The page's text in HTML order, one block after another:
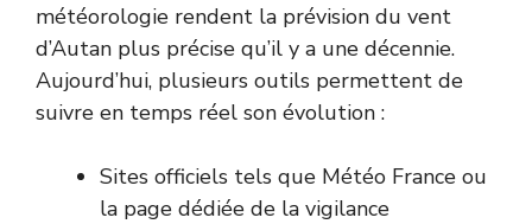
météorologie rendent la prévision du vent
d’Autan plus précise qu’il y a une décennie.
Aujourd’hui, plusieurs outils permettent de
suivre en temps réel son évolution :
Sites officiels tels que Météo France ou
la page dédiée de la vigilance